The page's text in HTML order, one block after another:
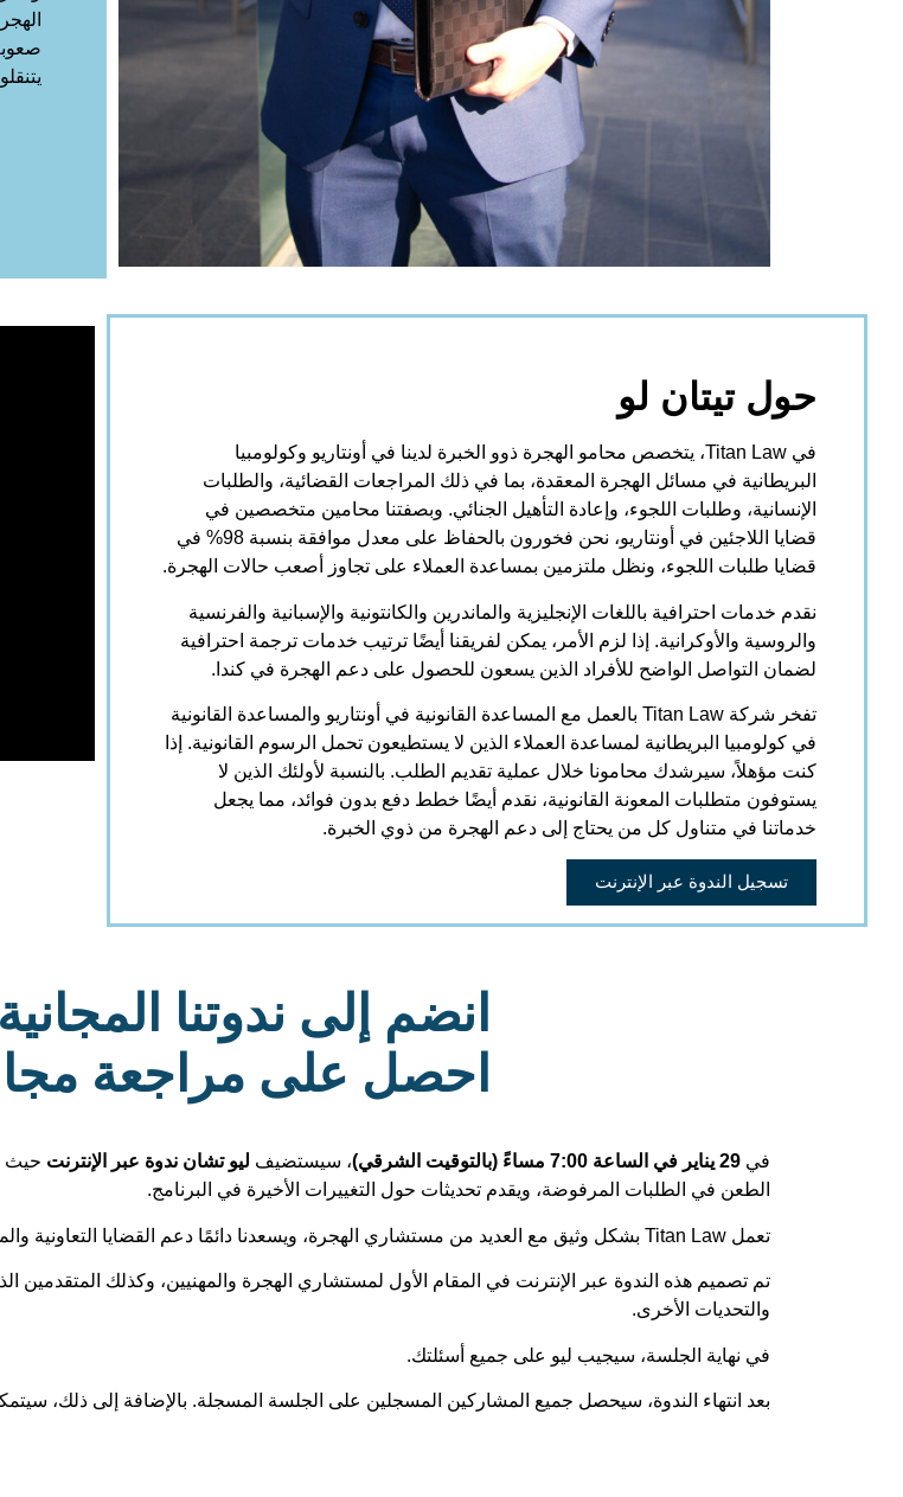
حول تيتان لو
في Titan Law، يتخصص محامو الهجرة ذوو الخبرة لدينا في أونتاريو وكولومبيا
البريطانية في مسائل الهجرة المعقدة، بما في ذلك المراجعات القضائية، والطلبات
الإنسانية، وطلبات اللجوء، وإعادة التأهيل الجنائي. وبصفتنا محامين متخصصين في
قضايا اللاجئين في أونتاريو، نحن فخورون بالحفاظ على معدل موافقة بنسبة 98% في
قضايا طلبات اللجوء، ونظل ملتزمين بمساعدة العملاء على تجاوز أصعب حالات الهجرة.
نقدم خدمات احترافية باللغات الإنجليزية والماندرين والكانتونية والإسبانية والفرنسية
والروسية والأوكرانية. إذا لزم الأمر، يمكن لفريقنا أيضًا ترتيب خدمات ترجمة احترافية
لضمان التواصل الواضح للأفراد الذين يسعون للحصول على دعم الهجرة في كندا.
تفخر شركة Titan Law بالعمل مع المساعدة القانونية في أونتاريو والمساعدة القانونية
في كولومبيا البريطانية لمساعدة العملاء الذين لا يستطيعون تحمل الرسوم القانونية. إذا
كنت مؤهلاً، سيرشدك محامونا خلال عملية تقديم الطلب. بالنسبة لأولئك الذين لا
يستوفون متطلبات المعونة القانونية، نقدم أيضًا خطط دفع بدون فوائد، مما يجعل
خدماتنا في متناول كل من يحتاج إلى دعم الهجرة من ذوي الخبرة.
تسجيل الندوة عبر الإنترنت
انضم إلى ندوتنا
احصل على مراجعة مجانية
في 29 يناير في الساعة 7:00 مساءً (بالتوقيت الشرقي) ، سيستضيف ليو تشان ندوة عبر الإنترنت حيث
الطعن في الطلبات المرفوضة، ويقدم تحديثات حول التغييرات الأخيرة في البرنامج.
تعمل Titan Law بشكل وثيق مع العديد من مستشاري الهجرة، ويسعدنا دائمًا دعم القضايا التعاونية والمعقدة.
تم تصميم هذه الندوة عبر الإنترنت في المقام الأول لمستشاري الهجرة والمهنيين، وكذلك
والتحديات الأخرى.
في نهاية الجلسة، سيجيب ليو على جميع أسئلتك.
بعد انتهاء الندوة، سيحصل جميع المشاركين المسجلين على الجلسة المسجلة. بالإضافة إلى ذلك،